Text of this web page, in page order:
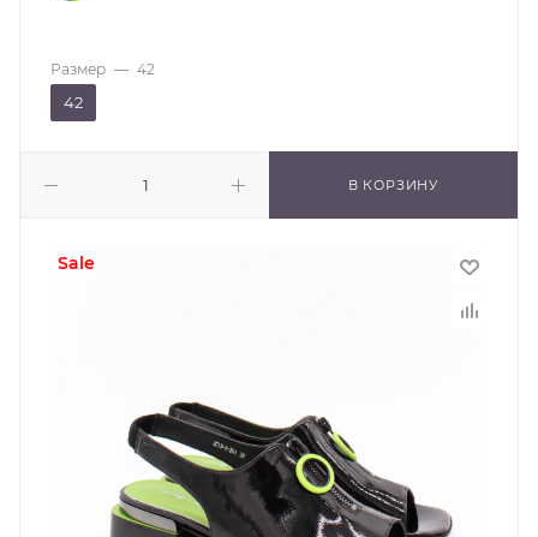
В КОРЗИНУ
Размер — 42
42
sale